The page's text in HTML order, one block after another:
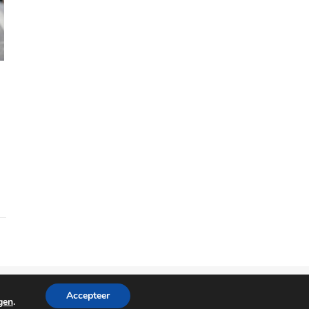
Copyright © 2025
Privacyverklaring
. Accepteer